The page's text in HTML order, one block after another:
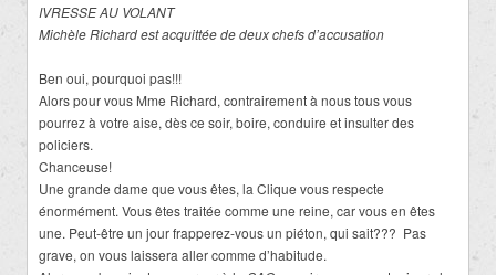
IVRESSE AU VOLANT
Michèle Richard est acquittée de deux chefs d’accusation
Ben oui, pourquoi pas!!!
Alors pour vous Mme Richard, contrairement à nous tous vous
pourrez à votre aise, dès ce soir, boire, conduire et insulter des
policiers.
Chanceuse!
Une grande dame que vous êtes, la Clique vous respecte
énormément. Vous êtes traitée comme une reine, car vous en êtes
une. Peut-être un jour frapperez-vous un piéton, qui sait??? Pas
grave, on vous laissera aller comme d’habitude.